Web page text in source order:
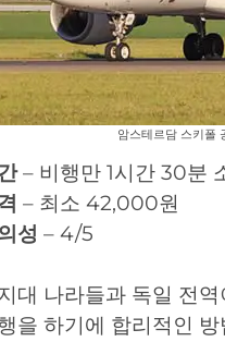
암스테르담 스키
– 비행만 1시간 30분
– 최소 42,000원
성 – 4/5
대 나라들과 독일 전
을 하기에 합리적인